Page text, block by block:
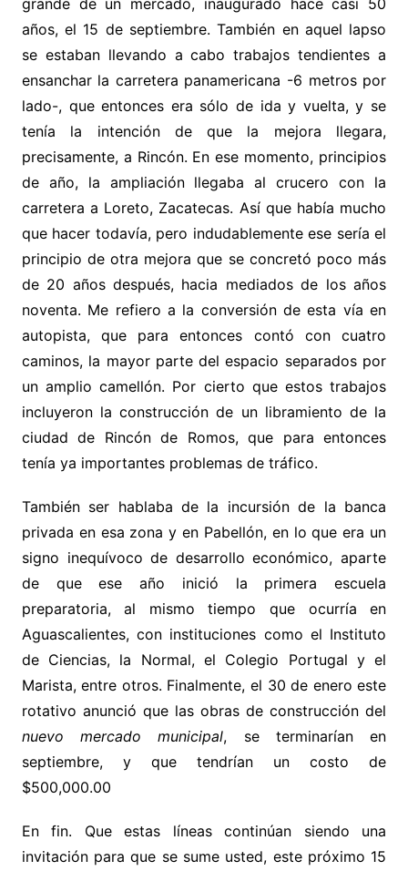
años, el 15 de septiembre. También en aquel lapso
se estaban llevando a cabo trabajos tendientes a
ensanchar la carretera panamericana -6 metros por
lado-, que entonces era sólo de ida y vuelta, y se
tenía la intención de que la mejora llegara,
precisamente, a Rincón. En ese momento, principios
de año, la ampliación llegaba al crucero con la
carretera a Loreto, Zacatecas. Así que había mucho
que hacer todavía, pero indudablemente ese sería el
principio de otra mejora que se concretó poco más
de 20 años después, hacia mediados de los años
noventa. Me refiero a la conversión de esta vía en
autopista, que para entonces contó con cuatro
caminos, la mayor parte del espacio separados por
un amplio camellón. Por cierto que estos trabajos
incluyeron la construcción de un libramiento de la
ciudad de Rincón de Romos, que para entonces
tenía ya importantes problemas de tráfico.
También ser hablaba de la incursión de la banca
privada en esa zona y en Pabellón, en lo que era un
signo inequívoco de desarrollo económico, aparte
de que ese año inició la primera escuela
preparatoria, al mismo tiempo que ocurría en
Aguascalientes, con instituciones como el Instituto
de Ciencias, la Normal, el Colegio Portugal y el
Marista, entre otros. Finalmente, el 30 de enero este
rotativo anunció que las obras de construcción del
nuevo mercado municipal, se terminarían en
septiembre, y que tendrían un costo de
$500,000.00
En fin. Que estas líneas continúan siendo una
invitación para que se sume usted, este próximo 15